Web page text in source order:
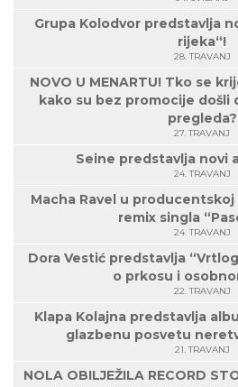
Grupa Kolodvor predstavlja
rijeka“!
28. TRAVANJ
NOVO U MENARTU! Tko se
kako su bez promocije došli
pregleda?
27. TRAVANJ
Seine predstavlja novi
24. TRAVANJ
Macha Ravel u
remix singla
24. TRAVANJ
Dora Vestić predstavlja
o prkosu i
22. TRAVANJ
Klapa Kolajna predstavlja
glazbenu posvetu
21. TRAVANJ
NOLA OBILJEŽILA RECORD